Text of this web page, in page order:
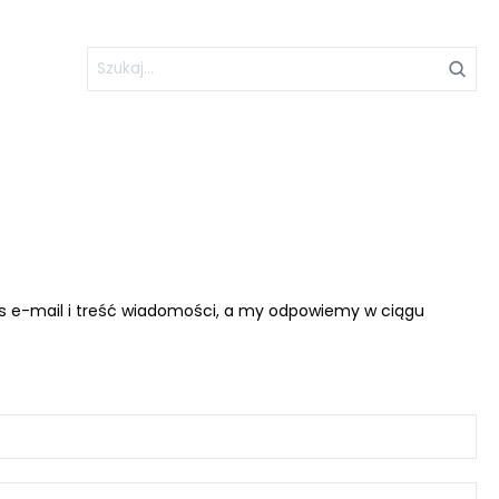
e-mail i treść wiadomości, a my odpowiemy w ciągu